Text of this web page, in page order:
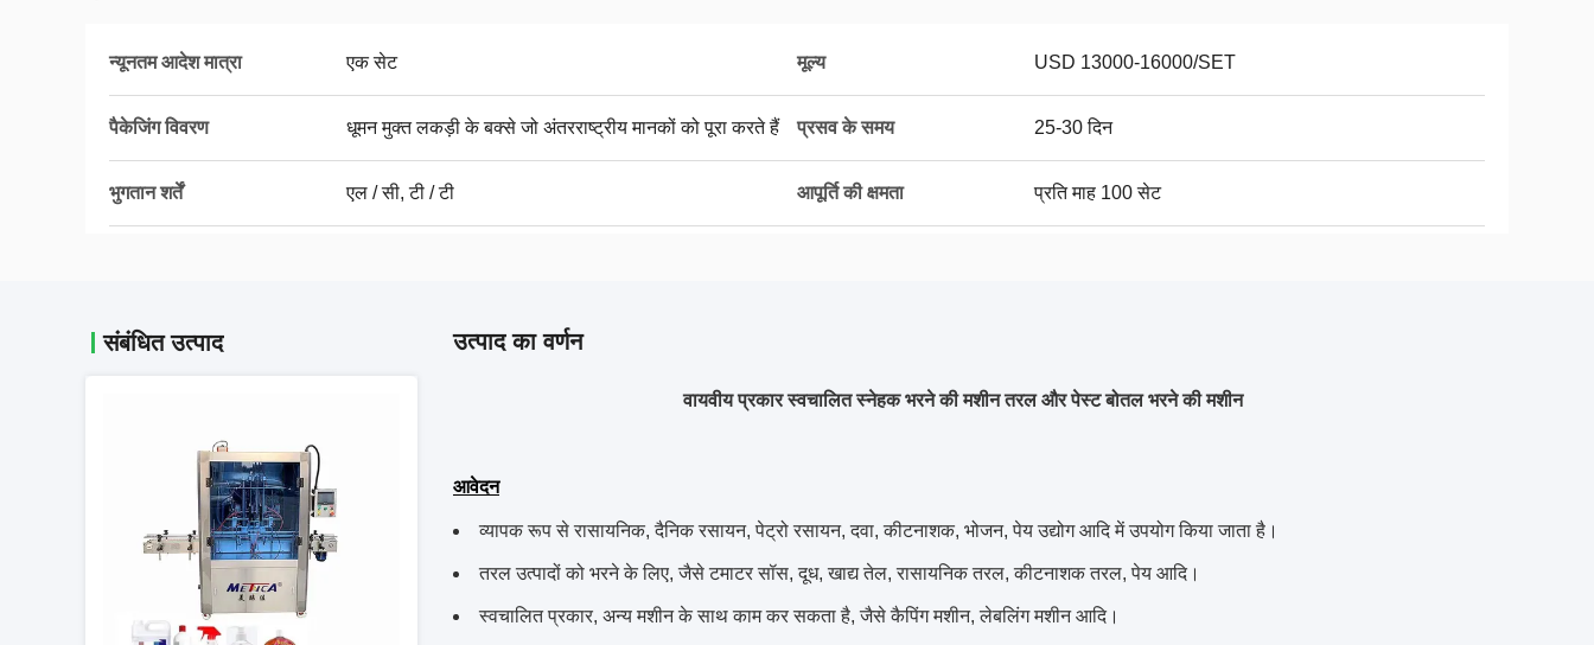
न्यूनतम आदेश मात्रा एक सेट मूल्य USD 13000-16000/SET
पैकेजिंग विवरण धूमन मुक्त लकड़ी के बक्से जो अंतरराष्ट्रीय मानकों को पूरा करते हैं प्रसव के समय 25-30 दिन
भुगतान शर्तें एल / सी, टी / टी आपूर्ति की क्षमता प्रति माह 100 सेट
संबंधित उत्पाद उत्पाद का वर्णन
वायवीय प्रकार स्वचालित स्नेहक भरने की मशीन तरल और पेस्ट बोतल भरने की मशीन
आवेदन
व्यापक रूप से रासायनिक, दैनिक रसायन, पेट्रो रसायन, दवा, कीटनाशक, भोजन, पेय उद्योग आदि में उपयोग किया जाता है।
तरल उत्पादों को भरने के लिए, जैसे टमाटर सॉस, दूध, खाद्य तेल, रासायनिक तरल, कीटनाशक तरल, पेय आदि।
स्वचालित प्रकार, अन्य मशीन के साथ काम कर सकता है, जैसे कैपिंग मशीन, लेबलिंग मशीन आदि।